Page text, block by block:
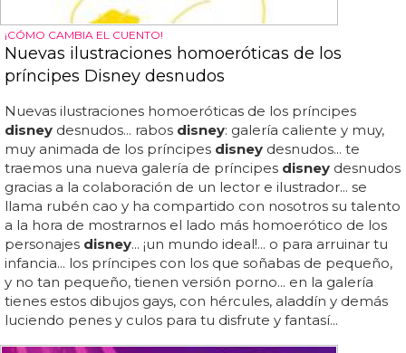
¡CÓMO CAMBIA EL CUENTO!
Nuevas ilustraciones homoeróticas de los
príncipes Disney desnudos
Nuevas ilustraciones homoeróticas de los príncipes
disney desnudos... rabos disney: galería caliente y muy,
muy animada de los príncipes disney desnudos... te
traemos una nueva galería de príncipes disney desnudos
gracias a la colaboración de un lector e ilustrador... se
llama rubén cao y ha compartido con nosotros su talento
a la hora de mostrarnos el lado más homoerótico de los
personajes disney... ¡un mundo ideal!... o para arruinar tu
infancia... los príncipes con los que soñabas de pequeño,
y no tan pequeño, tienen versión porno... en la galería
tienes estos dibujos gays, con hércules, aladdín y demás
luciendo penes y culos para tu disfrute y fantasí...